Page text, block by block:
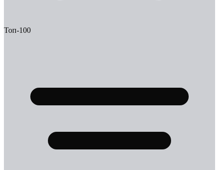
Топ-100